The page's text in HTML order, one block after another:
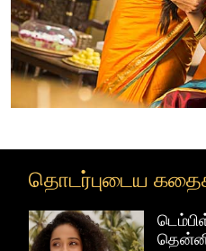
தொடர்புடைய